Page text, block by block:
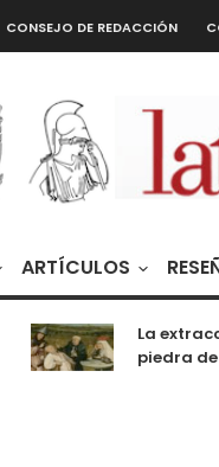
CONSEJO DE REDACCIÓN
ARTÍCULOS
La
piedra de